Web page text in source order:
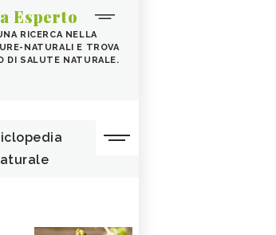
Esperto
RICERCA NELLA
NATURALI E TROVA
DI SALUTE NATURALE.